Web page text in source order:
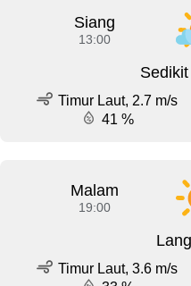
Siang
13:00
Timur Laut, 2.7 m/s
41 %
Malam
19:00
Timur Laut, 3.6 m/s